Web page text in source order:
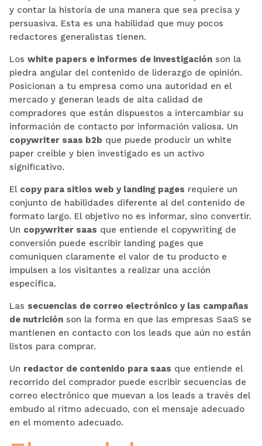
y contar la historia de una manera que sea precisa y
persuasiva. Esta es una habilidad que muy pocos
redactores generalistas tienen.
Los white papers e informes de investigaciónson la
piedra angular del contenido de liderazgo de opinión.
Posicionan a tu empresa como una autoridad en el
mercado y generan leads de alta calidad de
compradores que están dispuestos a intercambiar su
información de contacto por información valiosa. Un
copywriter saas b2b que puede producir un white
paper creíble y bien investigado es un activo
significativo.
El copy para sitios web y landing pages requiere un
conjunto de habilidades diferente al del contenido de
formato largo. El objetivo no es informar, sino convertir.
Un copywriter saas que entiende el copywriting de
conversión puede escribir landing pages que
comuniquen claramente el valor de tu producto e
impulsen a los visitantes a realizar una acción
específica.
Las secuencias de correo electrónico y las campañas
de nutriciónson la forma en que las empresas SaaS se
mantienen en contacto con los leads que aún no están
listos para comprar.
Un redactor de contenido para saas que entiende el
recorrido del comprador puede escribir secuencias de
correo electrónico que muevan a los leads a través del
embudo al ritmo adecuado, con el mensaje adecuado
en el momento adecuado.